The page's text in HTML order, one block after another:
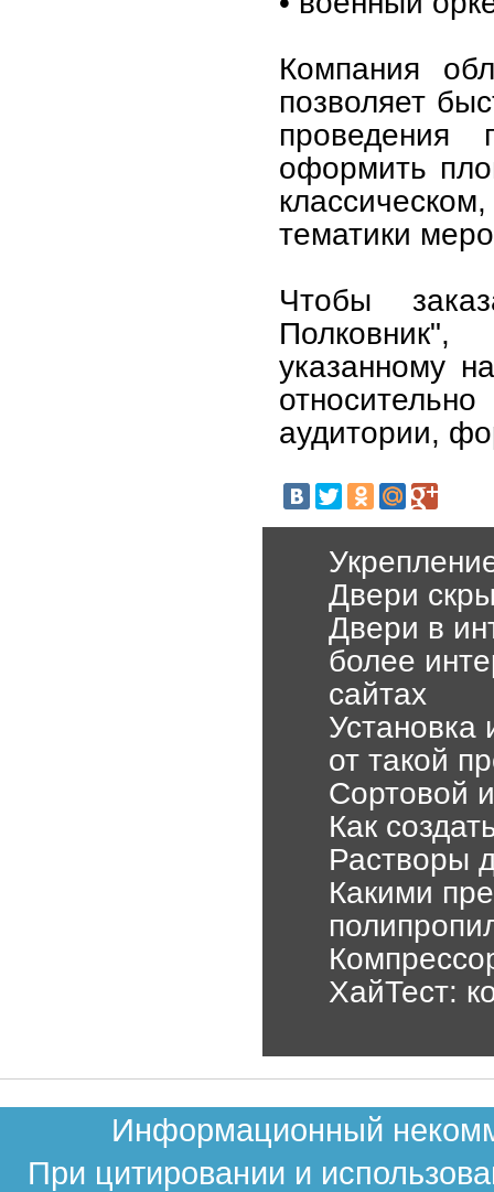
Компания
позволяет
проведения
оформить
тематики
Чтобы
указанному
аудитории,
Двери
Двери в
более
сайтах
Установка
от такой
Сортовой
Как
Растворы
Какими
ХайТест:
Информационный
При цитировании и